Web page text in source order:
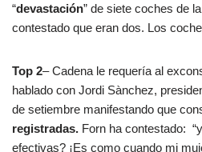
“devastación” de siete coches de
contestado que eran dos. Los
Top 2– Cadena le requería al
hablado con Jordi Sànchez,
de setiembre manifestando que
registradas. Forn ha contestado:
efectivas? ¡Es como cuando mi